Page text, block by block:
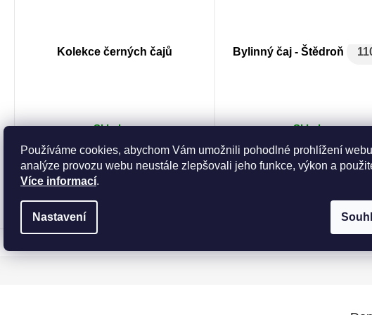
Používáme cookies, abychom Vám umožnili pohodlné prohlížení
analýze provozu webu neustále zlepšovali jeho funkce, výkon a
Více informací.
Nastavení
Kolekce černých čajů
Skladem
79 Kč
Měrná
cena:
202,56 Kč / 100 g
Do košíku
Bylinný čaj - Štědroň
Skladem
89 Kč
Měrná
89 Kč / 1 ks